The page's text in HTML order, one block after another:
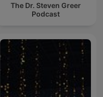
The Dr. Steven Greer
Podcast